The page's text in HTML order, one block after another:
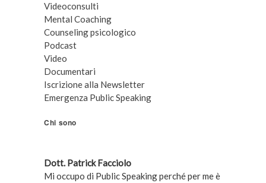
Videoconsulti
Mental Coaching
Counseling psicologico
Podcast
Video
Documentari
Iscrizione alla Newsletter
Emergenza Public Speaking
Chi sono
Dott. Patrick Facciolo
Mi occupo di Public Speaking perché per me è